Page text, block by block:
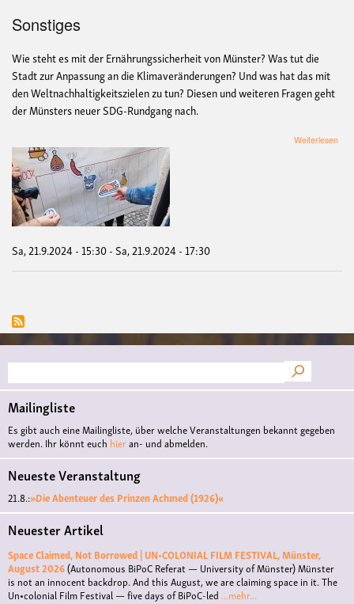
Sonstiges
Wie steht es mit der Ernährungssicherheit von Münster? Was tut die
Stadt zur Anpassung an die Klimaveränderungen? Und was hat das mit
den Weltnachhaltigkeitszielen zu tun? Diesen und weiteren Fragen geht
der Münsters neuer SDG-Rundgang nach.
Weiterlesen
Sa, 21.9.2024 - 15:30-Sa, 21.9.2024 - 17:30
Suche
Mailingliste
Es gibt auch eine Mailingliste, über welche Veranstaltungen bekannt gegeben
werden. Ihr könnt euch hieran- und abmelden.
Neueste Veranstaltung
21.8.:»Die Abenteuer des Prinzen Achmed (1926)«
Neuester Artikel
Space Claimed, Not Borrowed | UN•COLONIAL FILM FESTIVAL, Münster,
August 2026(Autonomous BiPoC Referat — University of Münster)Münster
is not an innocent backdrop. And this August, we are claiming space in it. The
Un•colonial Film Festival — five days of BiPoC-led ...mehr...